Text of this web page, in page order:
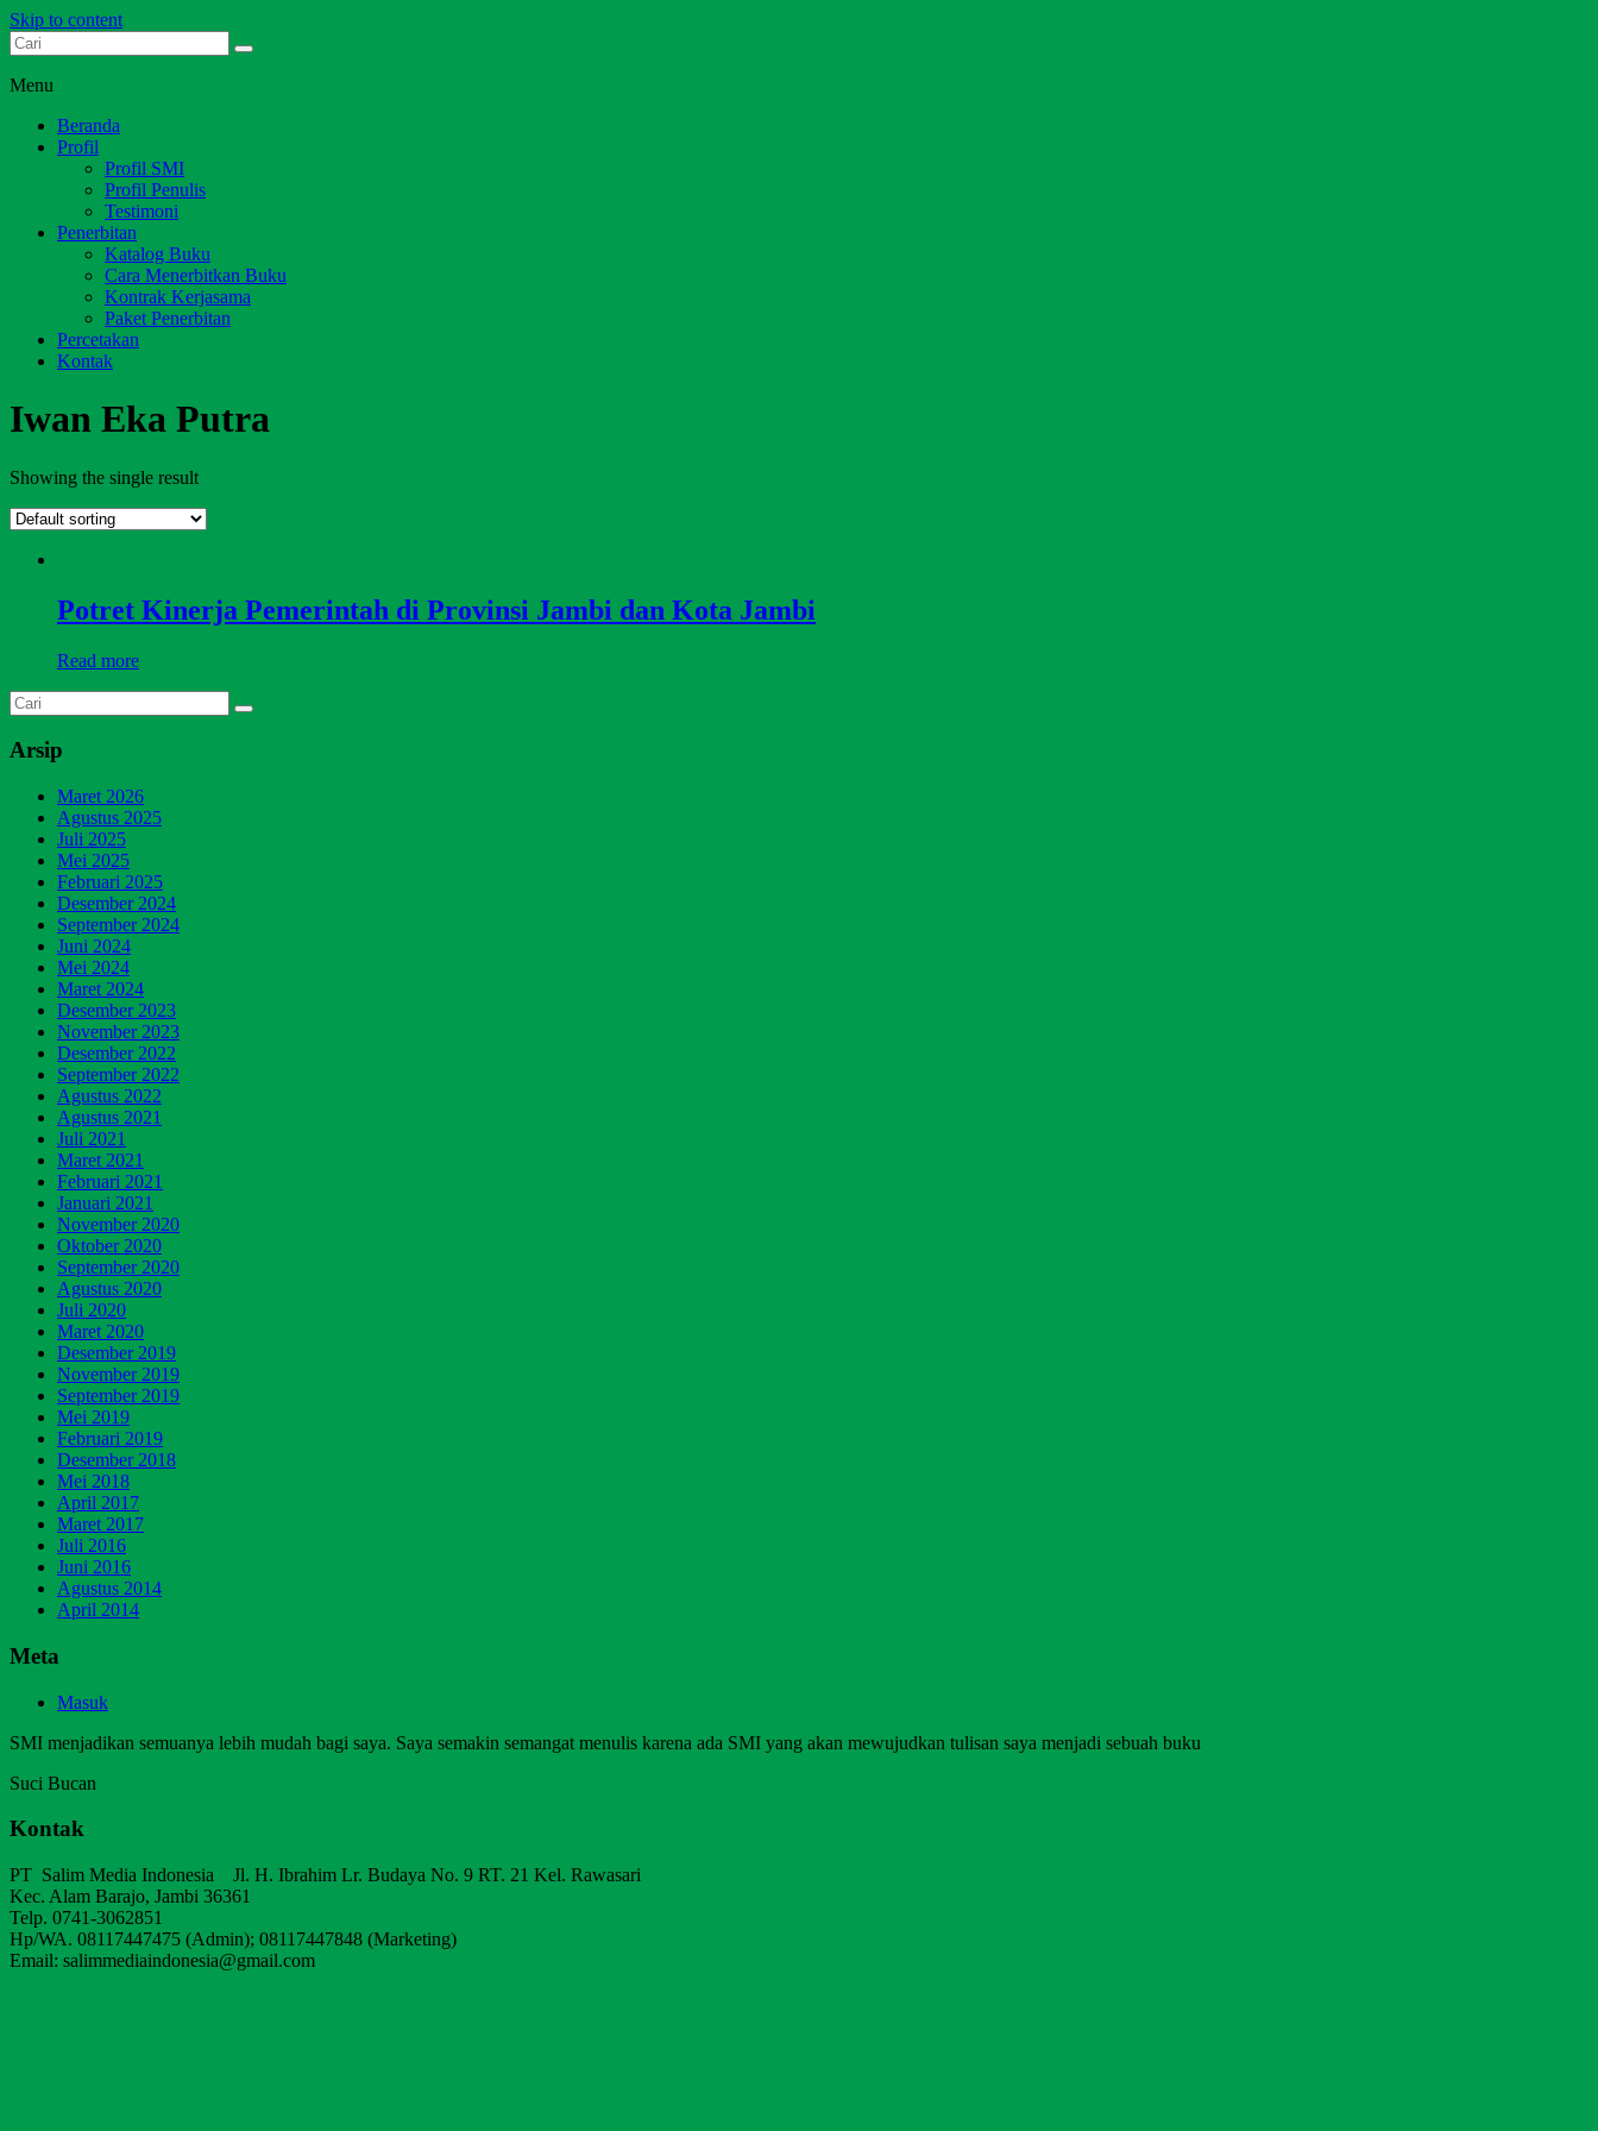
Skip to content
Dari Jambi untuk Indonesia
Menu
Beranda
Profil
Profil SMI
Profil Penulis
Testimoni
Penerbitan
Katalog Buku
Cara Menerbitkan Buku
Kontrak Kerjasama
Paket Penerbitan
Percetakan
Kontak
Iwan Eka Putra
Showing the single result
Potret Kinerja Pemerintah di Provinsi Jambi dan Kota Jambi
Read more
Arsip
Maret 2026
Agustus 2025
Juli 2025
Mei 2025
Februari 2025
Desember 2024
September 2024
Juni 2024
Mei 2024
Maret 2024
Desember 2023
November 2023
Desember 2022
September 2022
Agustus 2022
Agustus 2021
Juli 2021
Maret 2021
Februari 2021
Januari 2021
November 2020
Oktober 2020
September 2020
Agustus 2020
Juli 2020
Maret 2020
Desember 2019
November 2019
September 2019
Mei 2019
Februari 2019
Desember 2018
Mei 2018
April 2017
Maret 2017
Juli 2016
Juni 2016
Agustus 2014
April 2014
Meta
Masuk
SMI menjadikan semuanya lebih mudah bagi saya. Saya semakin semangat menulis karena ada SMI yang akan mewujudkan tulisan saya menjadi sebuah buku
Suci Bucan
Kontak
PT Salim Media Indonesia Jl. H. Ibrahim Lr. Budaya No. 9 RT. 21 Kel. Rawasari
Kec. Alam Barajo, Jambi 36361
Telp. 0741-3062851
Hp/WA. 08117447475 (Admin); 08117447848 (Marketing)
Email: salimmediaindonesia@gmail.com